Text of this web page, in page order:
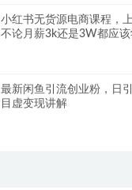
小红书无货源电商课程，
不论月薪3k还是3W都应
最新闲鱼引流创业粉，日
目虚变现讲解